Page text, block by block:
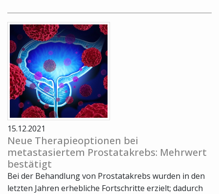
15.12.2021
Neue Therapieoptionen bei
metastasiertem Prostatakrebs: Mehrwert
bestätigt
Bei der Behandlung von Prostatakrebs wurden in den
letzten Jahren erhebliche Fortschritte erzielt; dadurch